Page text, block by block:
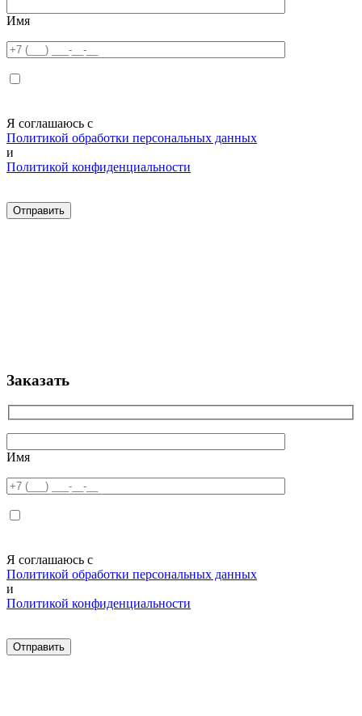
Имя
Я соглашаюсь с
Политикой обработки персональных данных
и
Политикой конфиденциальности
Заказать
Имя
Я соглашаюсь с
Политикой обработки персональных данных
и
Политикой конфиденциальности